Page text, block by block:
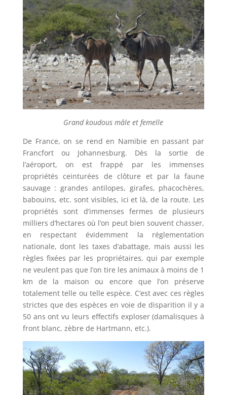
Grand koudous mâle et femelle
De France, on se rend en Namibie en passant par
Francfort ou Johannesburg. Dès la sortie de
l’aéroport, on est frappé par les immenses
propriétés ceinturées de clôture et par la faune
sauvage : grandes antilopes, girafes, phacochères,
babouins, etc. sont visibles, ici et là, de la route. Les
propriétés sont d’immenses fermes de plusieurs
milliers d’hectares où l’on peut bien souvent chasser,
en respectant évidemment la réglementation
nationale, dont les taxes d’abattage, mais aussi les
règles fixées par les propriétaires, qui par exemple
ne veulent pas que l’on tire les animaux à moins de 1
km de la maison ou encore que l’on préserve
totalement telle ou telle espèce. C’est avec ces règles
strictes que des espèces en voie de disparition il y a
50 ans ont vu leurs effectifs exploser (damalisques à
front blanc, zèbre de Hartmann, etc.).